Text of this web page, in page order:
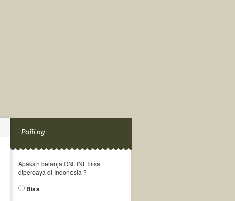
Polling
Apakah belanja ONLINE bisa
dipercaya di Indonesia ?
Bisa